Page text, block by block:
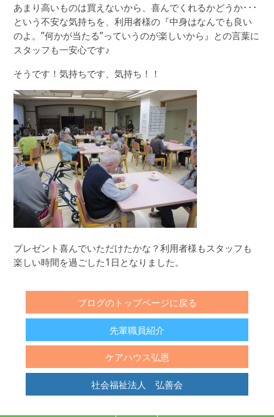
あまり高いものは買えないから、喜んでくれるかどうか･･･
という不安な気持ちを、利用者様の『中身はなんでも良い
のよ。”何かが当たる”っていうのが楽しいから』との言葉に
スタッフも一安心です♪
そうです！気持ちです、気持ち！！
プレゼント喜んでいただけたかな？利用者様もスタッフも
楽しい時間を過ごした1日となりました。
ブログのトップページに戻る
先輩職員紹介
ケアハウス弘恩
社会福祉法人 弘善会